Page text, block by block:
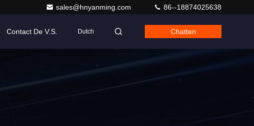
sales@hnyanming.com 86--18874025638
Contact De V.S. Dutch Chatten